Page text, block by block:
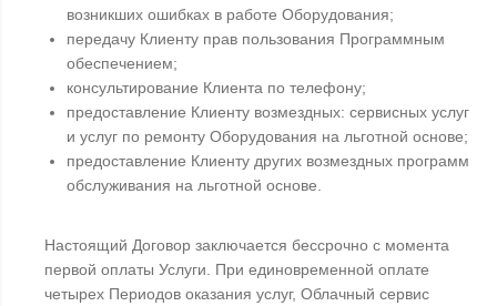
возникших ошибках в работе Оборудования;
передачу Клиенту прав пользования Программным
обеспечением;
консультирование Клиента по телефону;
предоставление Клиенту возмездных: сервисных услуг
и услуг по ремонту Оборудования на льготной основе;
предоставление Клиенту других возмездных программ
обслуживания на льготной основе.
Настоящий Договор заключается бессрочно с момента
первой оплаты Услуги. При единовременной оплате
четырех Периодов оказания услуг, Облачный сервис